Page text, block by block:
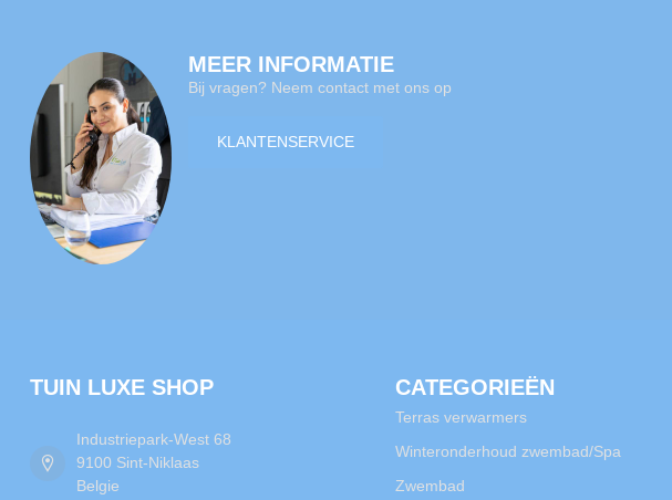
MEER INFORMATIE
Bij vragen? Neem contact met ons op
KLANTENSERVICE
TUIN LUXE SHOP
Industriepark-West 68
9100 Sint-Niklaas
Belgie
CATEGORIEËN
Terras verwarmers
Winteronderhoud zwembad/Spa
Zwembad